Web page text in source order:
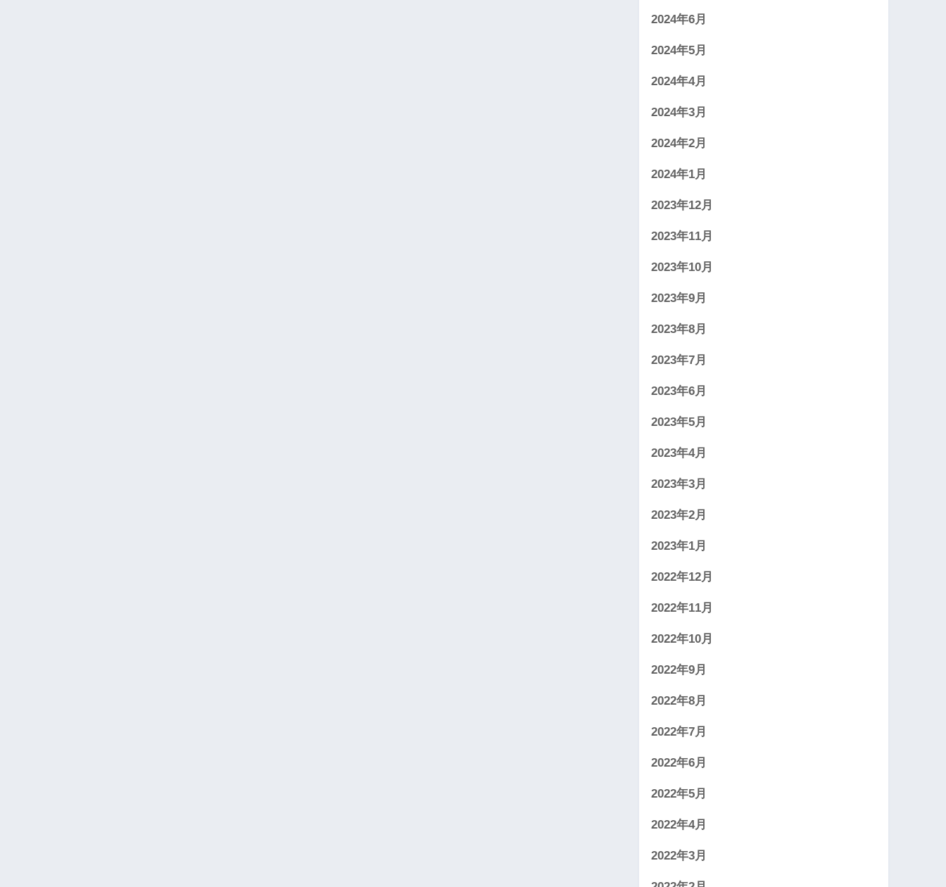
2024年6月
2024年5月
2024年4月
2024年3月
2024年2月
2024年1月
2023年12月
2023年11月
2023年10月
2023年9月
2023年8月
2023年7月
2023年6月
2023年5月
2023年4月
2023年3月
2023年2月
2023年1月
2022年12月
2022年11月
2022年10月
2022年9月
2022年8月
2022年7月
2022年6月
2022年5月
2022年4月
2022年3月